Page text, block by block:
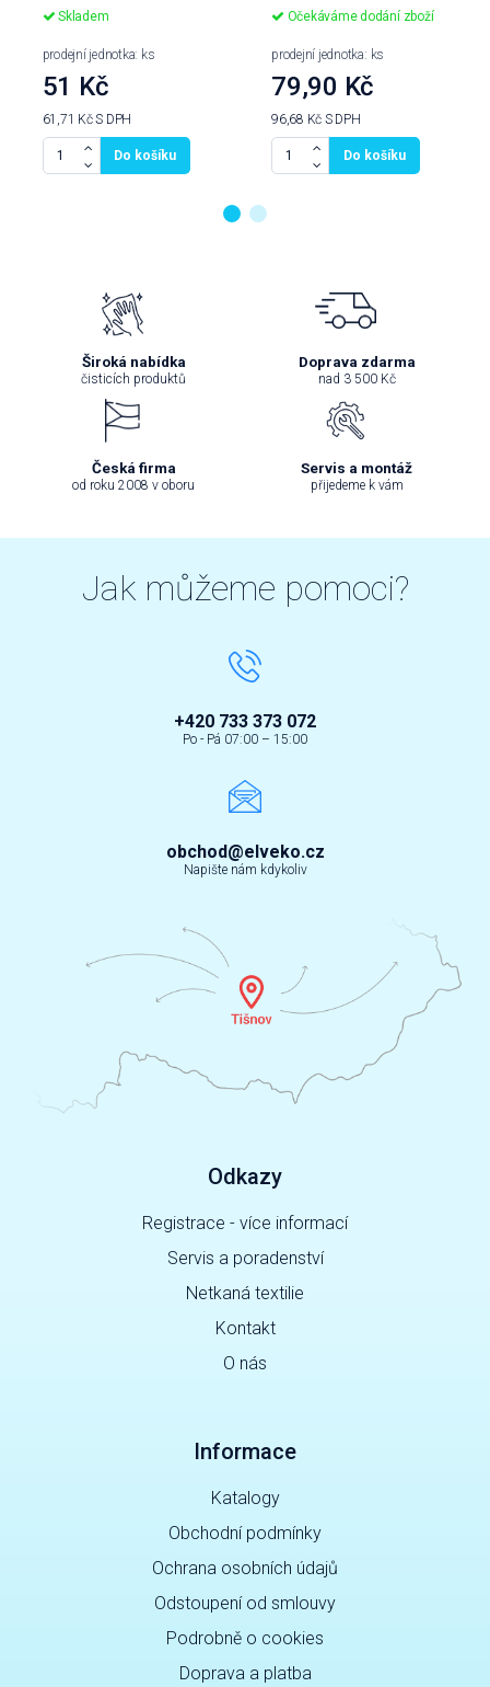
Skladem
prodejní jednotka: ks
51 Kč
61,71 KčS DPH
Do košíku
Očekáváme dodání zboží
prodejní jednotka: ks
79,90 Kč
96,68 Kč S DPH
Do košíku
Široká nabídka
čisticích produktů
Doprava zdarma
nad 3 500 Kč
Česká firma
od roku 2008 v oboru
Servis a montáž
přijedeme k vám
Jak můžeme pomoci?
+420 733 373 072
Po - Pá 07:00 – 15:00
obchod@elveko.cz
Napište nám kdykoliv
Odkazy
Registrace - více informací
Servis a poradenství
Netkaná textilie
Kontakt
O nás
Informace
Katalogy
Obchodní podmínky
Ochrana osobních údajů
Odstoupení od smlouvy
Podrobně o cookies
Doprava a platba